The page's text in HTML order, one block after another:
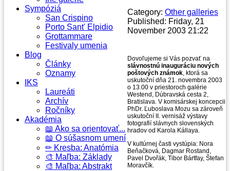
Sympóziá
San Crispino
Porto Sant' Elpidio
Grottammare
Festivaly umenia
Blog
Články
Oznamy
IKS
Laureáti
Archív
Ročníky
Akadémia
📖 Ako sa orientovať...
📖 O súšasnom umení
✏ Kresba: Anatómia
🎨 Maľba: Základy
🎨 Maľba: Abstrakt
Category: Other galleries
Published: Friday, 21
November 2003 21:22
Dovoľujeme si Vás pozvať na
slávnostnú inauguráciu nových
poštových známok, ktorá sa
uskutoční dňa 21. novembra 2003
o 13.00 v priestoroch galérie
Westend, Dúbravská cesta 2,
Bratislava. V komisárskej koncepcii
PhDr. Ľuboslava Mozu sa zároveň
uskutoční II. vernisáž výstavy
fotografií slávnych slovenských
hradov od Karola Kállaya.
V kultúrnej časti vystúpia: Nora
Beňačková, Dagmar Rostand,
Pavel Dvořák, Tibor Bártfay, Štefan
Moravčík.